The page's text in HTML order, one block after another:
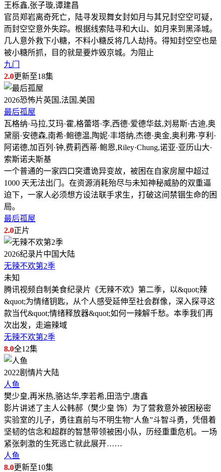
王栎鑫,张子璇,谭建昌
官员郑岩离奇死亡，陆寻发现舞女封如月与其兄封空空可疑，
而封空空意外失踪。根据线索陆寻和大山、如月来到黑泽城。
几人意外救下小糖，不料小糖反将几人劫持。得知封空空也是
被小糖所抓，目的就是要炸毁京城。为阻止
九门
2.0更新至18集
2026恐怖片英国,法国,美国
最后孤屋
瓦格纳·马拉,艾玛·霍,格蕾塔·李,西德·爱德华兹,刘易斯·古迪,奥
黛丽·安德森,南希·鲍德温,陶妮·丰塔纳,杰德·奥金,奥利弗·亨利·
阿诺德,加百列·钟,费莉西蒂·鲍恩,Riley·Chung,诺亚·亚历山大·
索斯诺夫斯基
一个普通的一家四口突遭诡异变故，被困在自家房屋中超过
1000 天无法出门。在资源消耗殆尽与未知神秘威胁的双重逼
迫下，一家人必须想方设法联手求生，打破这间禁锢生命的困
局。
最后孤屋
2.0正片
2026纪录片中国大陆
无辣不欢第2季
未知
腾讯视频自制美食纪录片《无辣不欢》第二季，以&quot;辣
&quot;为情绪钥匙，从个人感受延伸至社会群像，深入探寻这
款当代&quot;情绪释放器&quot;如何一辣解千愁。本季我们再
次出发，走遍辣域
无辣不欢第2季
8.0全12集
2022剧情片大陆
人鱼
樊少皇,再米热,骆达华,李若希,田浩宁,唐鑫
影片讲述了主人公韩郝（樊少皇 饰）为了营救意外被困秘密
实验室的儿子，勇往直前与不明生物“人鱼”斗智斗勇，凭借着
坚韧的信念和超群的智慧带领被困小队，历经重重危机。一场
紧张刺激的生死逃亡就此展开……
人鱼
8.0更新至10集